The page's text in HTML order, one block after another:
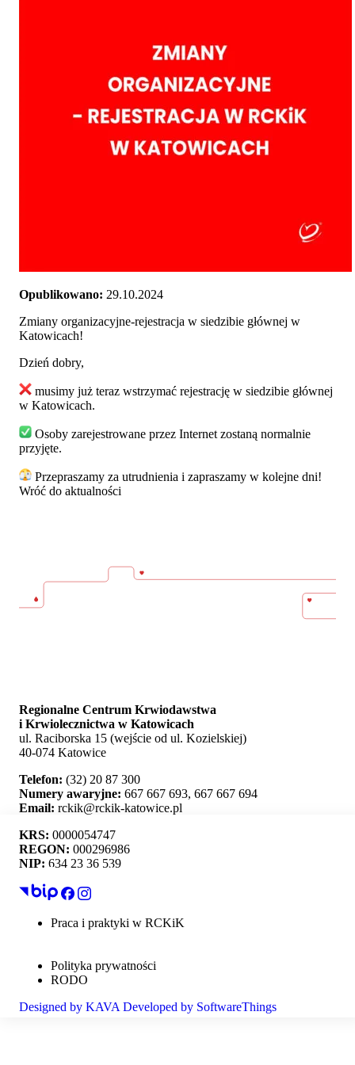
Ta strona używa plików cookie i umożliwia wybór,
Opublikowano: 29.10.2024
Zmiany organizacyjne-rejestracja w siedzibie głównej w
Katowicach!
Dzień dobry,
musimy już teraz wstrzymać rejestrację w siedzibie głównej
w Katowicach.
Osoby zarejestrowane przez Internet zostaną normalnie
przyjęte.
Przepraszamy za utrudnienia i zapraszamy w kolejne dni!
Wróć do aktualności
Regionalne Centrum Krwiodawstwa
i Krwiolecznictwa w Katowicach
ul. Raciborska 15 (wejście od ul. Kozielskiej)
40-074 Katowice
Telefon: (32) 20 87 300
Numery awaryjne: 667 667 693, 667 667 694
Email: rckik@rckik-katowice.pl
KRS: 0000054747
REGON: 000296986
NIP: 634 23 36 539
Praca i praktyki w RCKiK
Polityka prywatności
RODO
Designed by KAVA Developed by SoftwareThings